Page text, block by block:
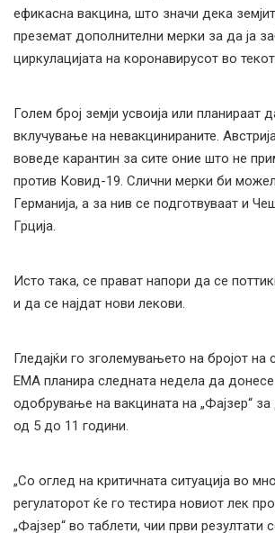
ефикасна вакцина, што значи дека
преземат дополнителни мерки за да ја
циркулацијата на коронавирусот во
Голем број земји усвоија или планираат
вклучување на невакцинираните.
воведе карантин за сите оние што не
против Ковид-19. Слични мерки би
Германија, а за нив се подготвуваат и
Грција.
Исто така, се прават напори да се
и да се најдат нови лекови.
Гледајќи го зголемувањето на бројот на
ЕМА планира следната недела да
одобрување на вакцината на „Фајзер“
од 5 до 11 години.
„Со оглед на критичната ситуација во
регулаторот ќе го тестира новиот лек
„Фајзер“ во таблети, чии први резултати